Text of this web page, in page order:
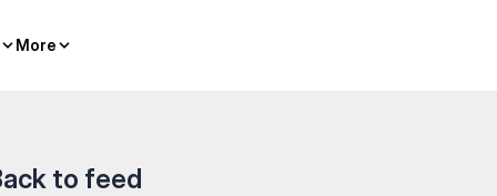
More
More
больной. Потому что уже
to feed